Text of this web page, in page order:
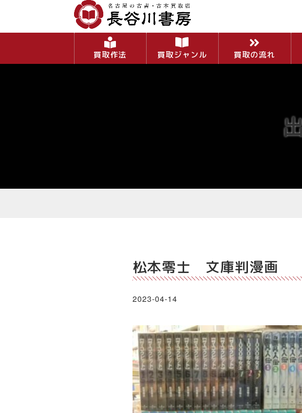
買取作法 買取ジャンル 買取の流れ
松本零士 文庫判漫画
2023-04-14